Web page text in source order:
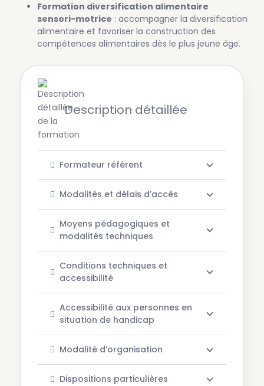
Formation diversification alimentaire
sensori-motrice : accompagner la diversification
alimentaire et favoriser la construction des
compétences alimentaires dès le plus jeune âge.
Description détaillée
Formateur référent
Modalités et délais d’accès
Moyens pédagogiques et
modalités techniques
Conditions techniques et
accessibilité
Accessibilité aux personnes en
situation de handicap
Modalité d’organisation
Dispositions particulières